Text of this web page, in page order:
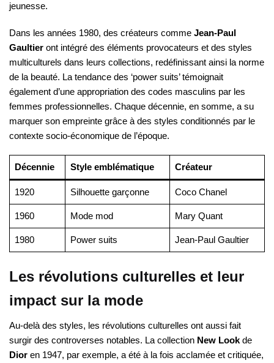
jeunesse.
Dans les années 1980, des créateurs comme Jean-Paul
Gaultier ont intégré des éléments provocateurs et des styles
multiculturels dans leurs collections, redéfinissant ainsi la norme
de la beauté. La tendance des ‘power suits’ témoignait
également d’une appropriation des codes masculins par les
femmes professionnelles. Chaque décennie, en somme, a su
marquer son empreinte grâce à des styles conditionnés par le
contexte socio-économique de l’époque.
Décennie Style emblématique Créateur
1920 Silhouette garçonne Coco Chanel
1960 Mode mod Mary Quant
1980 Power suits Jean-Paul Gaultier
Les révolutions culturelles et leur
impact sur la mode
Au-delà des styles, les révolutions culturelles ont aussi fait
surgir des controverses notables. La collection New Look de
Dior en 1947, par exemple, a été à la fois acclamée et critiquée,